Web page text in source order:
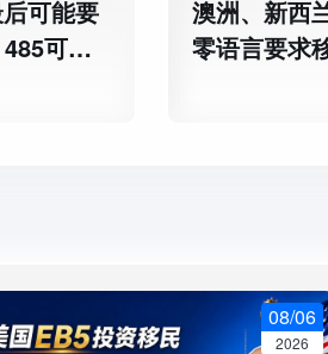
可能要
可能
澳洲、新西
零语言要求
08/06
2026